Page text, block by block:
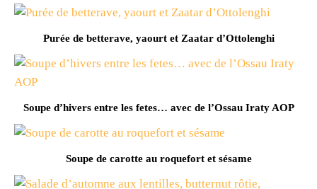
Purée de betterave, yaourt et Zaatar d’Ottolenghi
Soupe d’hivers entre les fetes… avec de l’Ossau Iraty AOP
Soupe de carotte au roquefort et sésame